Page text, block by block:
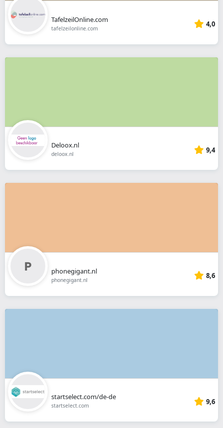
TafelzeilOnline.com
tafelzeilonline.com 4,0
Deloox.nl
deloox.nl 9,4
phonegigant.nl
phonegigant.nl 8,6
startselect.com/de-de
startselect.com 9,6